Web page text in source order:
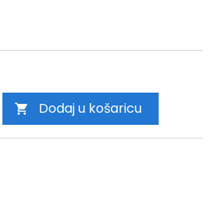
 Dodaj u košaricu